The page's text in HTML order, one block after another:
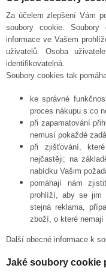
Za účelem zlepšení Vám
soubory cookie.
informace ve Vašem
uživatelů. Osoba
identifikovatelná.
Soubory cookies tak
ke správné
proces nákupu s co
při zapamatování
nemusí pokaždé
při zjišťování,
nejčastěji; na
nabídku Vašim
pomáhají nám
prohlíží, aby se jim
stejná reklama,
zboží, o které nemají
Další obecné informace k
Jaké soubory cookie